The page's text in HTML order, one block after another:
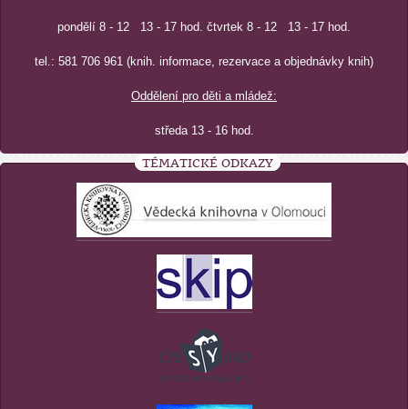
pondělí 8 - 12 13 - 17 hod. čtvrtek 8 - 12 13 - 17 hod.
tel.: 581 706 961 (knih. informace, rezervace a objednávky knih)
Oddělení pro děti a mládež:
středa 13 - 16 hod.
TÉMATICKÉ ODKAZY